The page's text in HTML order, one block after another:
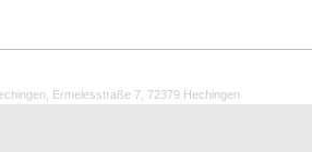
Ermelesstraße 7, 72379 Hechingen